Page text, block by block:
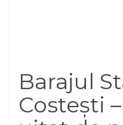
Barajul
Costești